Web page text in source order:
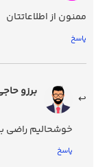
ممنون از اطلاعاتتان
پاسخ
برزو
خوشحالیم راضی
پاسخ